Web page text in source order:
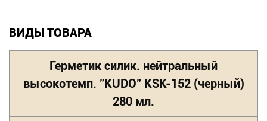
ВИДЫ ТОВАРА
Герметик силик. нейтральный
высокотемп. "KUDO" KSK-152 (черный)
280 мл.